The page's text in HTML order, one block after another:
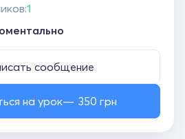
1
сообщение
на урок 350 грн